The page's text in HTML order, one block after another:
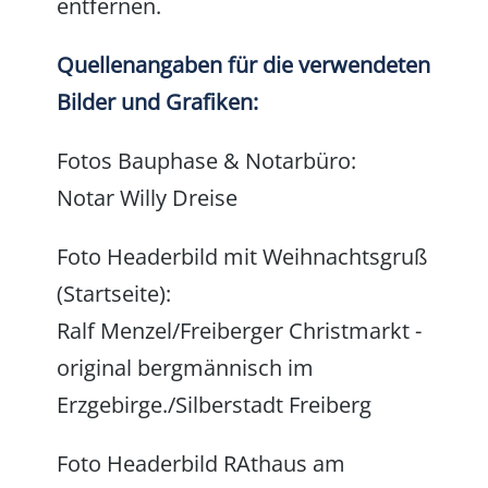
entfernen.
Quellenangaben für die verwendeten
Bilder und Grafiken:
Fotos Bauphase & Notarbüro:
Notar Willy Dreise
Foto Headerbild mit Weihnachtsgruß
(Startseite):
Ralf Menzel/Freiberger Christmarkt -
original bergmännisch im
Erzgebirge./Silberstadt Freiberg
Foto Headerbild RAthaus am